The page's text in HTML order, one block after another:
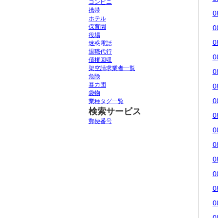
コンビニ
携帯
ホテル
保育園
役場
迷惑電話
退職代行
債権回収
架空請求業者一覧
危険
暴力団
袋物
業種タグ一覧
検索サービス
郵便番号